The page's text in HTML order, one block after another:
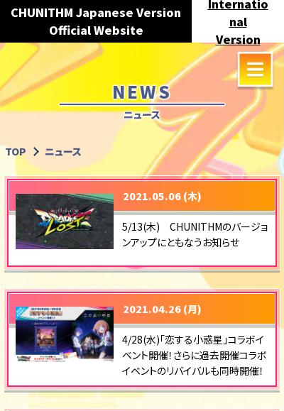
CHUNITHM Japanese Version
Official Website
nal
Version
NEWS
ニュース
TOP ニュース
2021.05.06 (木)
5/13(木) CHUNITHMのバージョ
ンアップにともなうお知らせ
2021.04.26 (月)
4/28(水)「恋する小惑星」コラボイ
ベント開催！さらに過去開催コラボ
イベントのリバイバルも同時開催！